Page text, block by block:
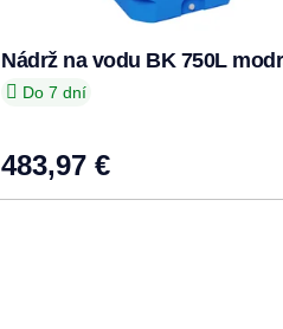
Do 7 dní
Nádrž na vodu BK 750L
483,97 €